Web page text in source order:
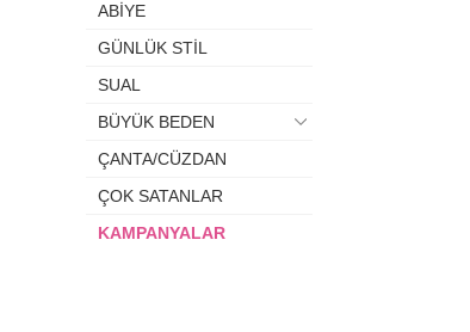
ABİYE
GÜNLÜK STİL
SUAL
BÜYÜK BEDEN
ÇANTA/CÜZDAN
ÇOK SATANLAR
KAMPANYALAR